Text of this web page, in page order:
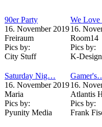
90er Party
16. November 2019
Freiraum
Pics by:
City Stuff
We
16.
Room14
Pics by:
K-Design
Saturday Nig…
16. November 2019
Maria
Pics by:
Pyunity Media
16.
Atlantis
Pics by:
Frank